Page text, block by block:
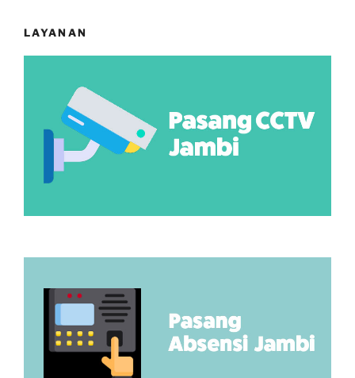
LAYANAN